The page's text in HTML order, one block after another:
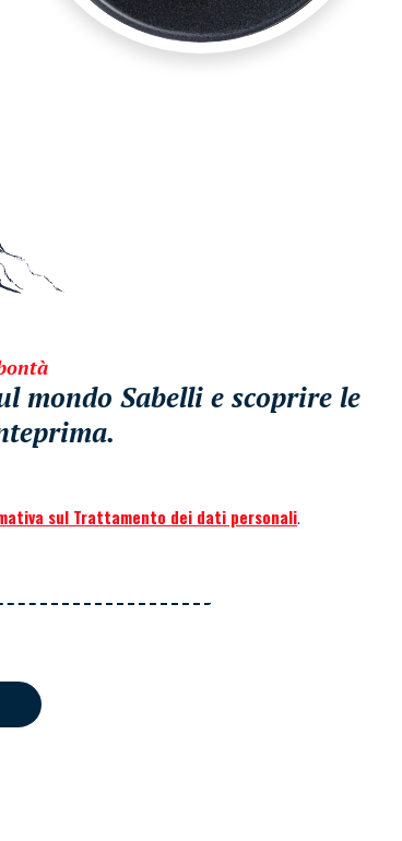
mondo Sabelli e scoprire le
sul Trattamento dei dati personali.